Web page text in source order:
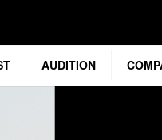
AUDITION